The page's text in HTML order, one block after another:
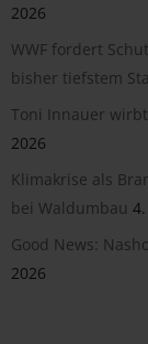
2026
WWF fordert
bisher tiefstem
Toni Innauer wirbt
2026
Klimakrise als
bei Waldumbau
Good News:
2026